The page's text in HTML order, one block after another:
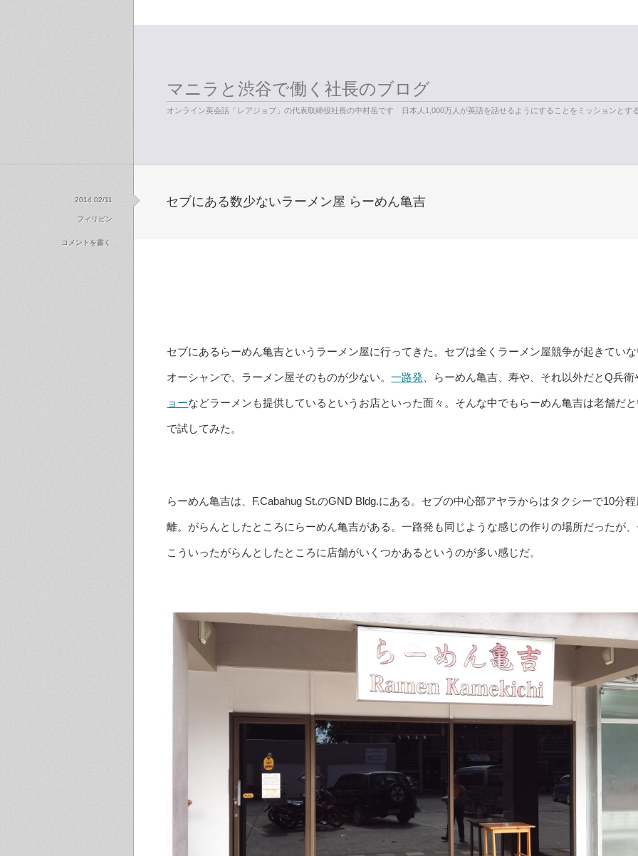
マニラと渋谷で働く社長のブログ
オンライン英会話「レアジョブ」の代表取締役社長の中村岳です 日本人1,000万人が英語を話せるようにすることをミッションとす
セブにある数少ないラーメン屋 らーめん亀吉
セブにあるらーめん亀吉というラーメン屋に行ってきた。セブは全くラーメン屋競争が起きてい
オーシャンで、ラーメン屋そのものが少ない。一路発 、らーめん亀吉、寿や、それ以外だとQ兵衛
ョーなどラーメンも提供しているというお店といった面々。そんな中でもらーめん亀吉は老舗だ
で試してみた。
らーめん亀吉は、F.Cabahug St.のGND Bldg.にある。セブの中心部アヤラからはタクシーで10分
離。がらんとしたところにらーめん亀吉がある。一路発も同じような感じの作りの場所だったが
こういったがらんとしたところに店舗がいくつかあるというのが多い感じだ。
2014 02/11
フィリピン
コメントを書く